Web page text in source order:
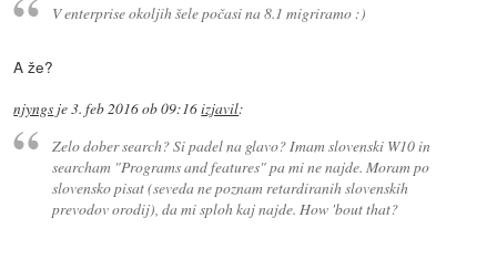
V enterprise okoljih šele počasi na 8.1 migriramo :)
A že?
njyngs je3. feb 2016 ob 09:16izjavil:
Zelo dober search? Si padel na glavo? Imam slovenski W10 in
searcham "Programs and features" pa mi ne najde. Moram po
slovensko pisat (seveda ne poznam retardiranih slovenskih
prevodov orodij), da mi sploh kaj najde. How 'bout that?